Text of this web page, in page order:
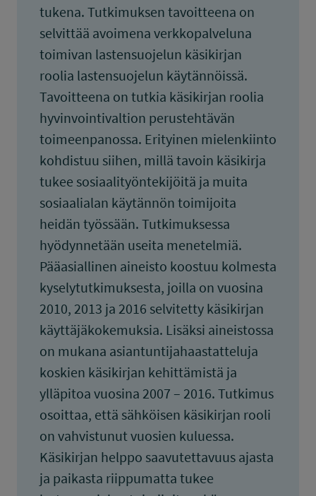
tukena. Tutkimuksen tavoitteena on
selvittää avoimena verkkopalveluna
toimivan lastensuojelun käsikirjan
roolia lastensuojelun käytännöissä.
Tavoitteena on tutkia käsikirjan roolia
hyvinvointivaltion perustehtävän
toimeenpanossa. Erityinen mielenkiinto
kohdistuu siihen, millä tavoin käsikirja
tukee sosiaalityöntekijöitä ja muita
sosiaalialan käytännön toimijoita
heidän työssään. Tutkimuksessa
hyödynnetään useita menetelmiä.
Pääasiallinen aineisto koostuu kolmesta
kyselytutkimuksesta, joilla on vuosina
2010, 2013 ja 2016 selvitetty käsikirjan
käyttäjäkokemuksia. Lisäksi aineistossa
on mukana asiantuntijahaastatteluja
koskien käsikirjan kehittämistä ja
ylläpitoa vuosina 2007 – 2016. Tutkimus
osoittaa, että sähköisen käsikirjan rooli
on vahvistunut vuosien kuluessa.
Käsikirjan helppo saavutettavuus ajasta
ja paikasta riippumatta tukee